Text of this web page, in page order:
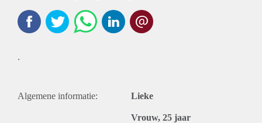
.
Algemene informatie: Lieke
Vrouw, 25 jaar